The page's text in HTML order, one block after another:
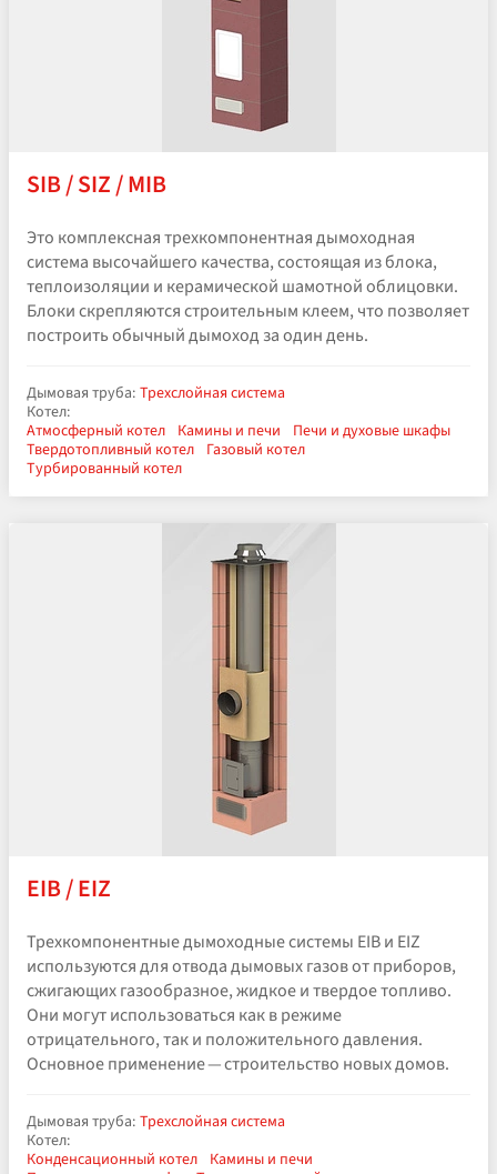
SIB / SIZ / MIB
Это комплексная трехкомпонентная дымоходная
система высочайшего качества, состоящая из блока,
теплоизоляции и керамической шамотной облицовки.
Блоки скрепляются строительным клеем, что позволяет
построить обычный дымоход за один день.
Дымовая труба: Трехслойная система
Котел:
Атмосферный котел Камины и печи
Печи и духовые шкафы
Твердотопливный котел Газовый котел
Турбированный котел
EIB / EIZ
Трехкомпонентные дымоходные системы EIB и EIZ
используются для отвода дымовых газов от приборов,
сжигающих газообразное, жидкое и твердое топливо.
Они могут использоваться как в режиме
отрицательного, так и положительного давления.
Основное применение — строительство новых домов.
Дымовая труба: Трехслойная система
Котел:
Конденсационный котел Камины и печи